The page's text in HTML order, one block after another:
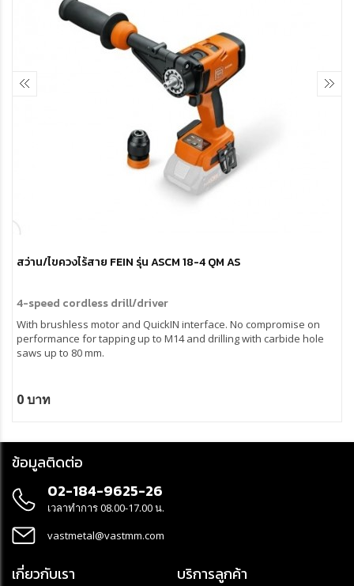
สว่าน/ไขควงไร้สาย FEIN รุ่น ASCM 18-4 QM AS
4-speed cordless drill/driver
With brushless motor and QuickIN interface. No compromise on
performance for tapping up to M14 and drilling with carbide hole
saws up to 80 mm.
0 บาท
ข้อมูลติดต่อ
02-184-9625-26
เวลาทำการ 08.00-17.00 น.
vastmetal@vastmm.com
เกี่ยวกับเรา บริการลูกค้า